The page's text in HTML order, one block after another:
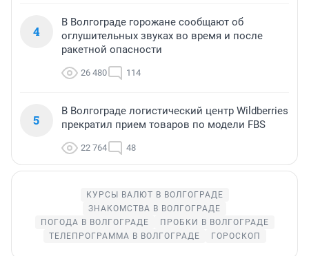
4
В Волгограде горожане сообщают об
оглушительных звуках во время и после
ракетной опасности
26 480 114
5
В Волгограде логистический центр Wildberries
прекратил прием товаров по модели FBS
22 764 48
КУРСЫ ВАЛЮТ В ВОЛГОГРАДЕ
ЗНАКОМСТВА В ВОЛГОГРАДЕ
ПОГОДА В ВОЛГОГРАДЕ
ПРОБКИ В ВОЛГОГРАДЕ
ТЕЛЕПРОГРАММА В ВОЛГОГРАДЕ
ГОРОСКОП